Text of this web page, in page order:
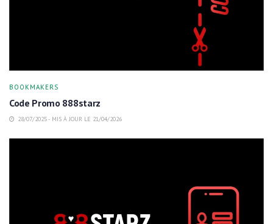
BOOKMAKERS
Code Promo 888starz
28/07/2025 - MIS À JOUR LE 21/04/2026